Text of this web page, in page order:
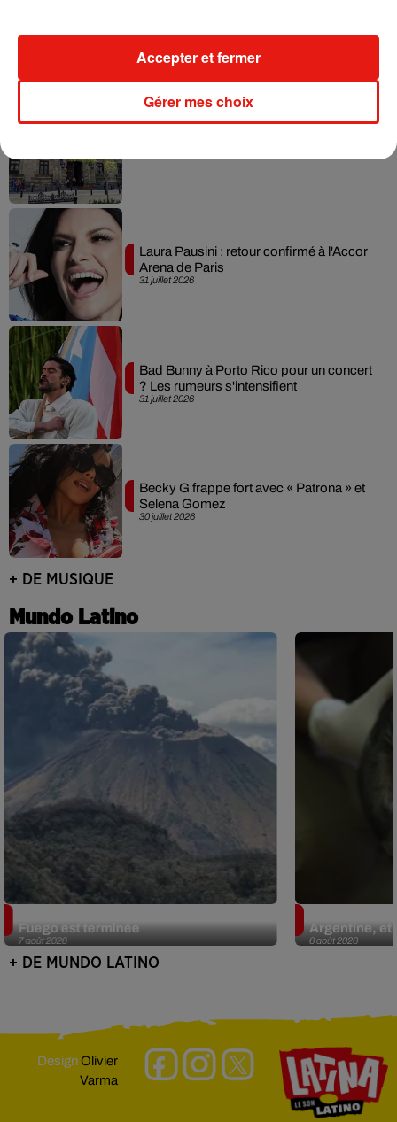
31 juillet 2026
Laura Pausini : retour confirmé à l'Accor
Arena de Paris
31 juillet 2026
Bad Bunny à Porto Rico pour un concert
? Les rumeurs s'intensifient
30 juillet 2026
Becky G frappe fort avec « Patrona » et
Selena Gomez
+ DE MUSIQUE
Mundo Latino
7 août 2026
Fuego est terminée
6 août 2026
Argentine, et
+ DE MUNDO LATINO
DesignOlivier
Varma
Gérer mes choix
Accepter et fermer